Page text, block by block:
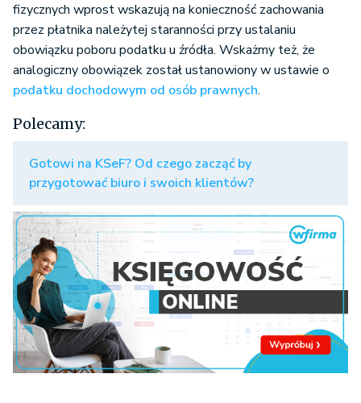
fizycznych wprost wskazują na konieczność zachowania
przez płatnika należytej staranności przy ustalaniu
obowiązku poboru podatku u źródła. Wskażmy też, że
analogiczny obowiązek został ustanowiony w ustawie o
podatku dochodowym od osób prawnych.
Polecamy:
Gotowi na KSeF? Od czego zacząć by
przygotować biuro i swoich klientów?